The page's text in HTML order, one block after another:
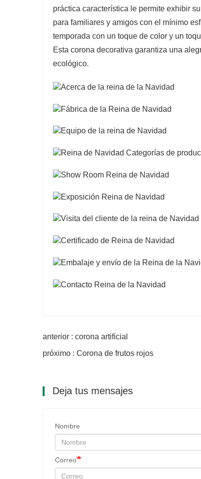
práctica característica le permite exhibir
para familiares y amigos con el mínimo
temporada con un toque de color y un
Esta corona decorativa garantiza una
ecológico.
anterior : corona artificial
próximo : Corona de frutos rojos
Deja tus mensajes
Nombre
Correo